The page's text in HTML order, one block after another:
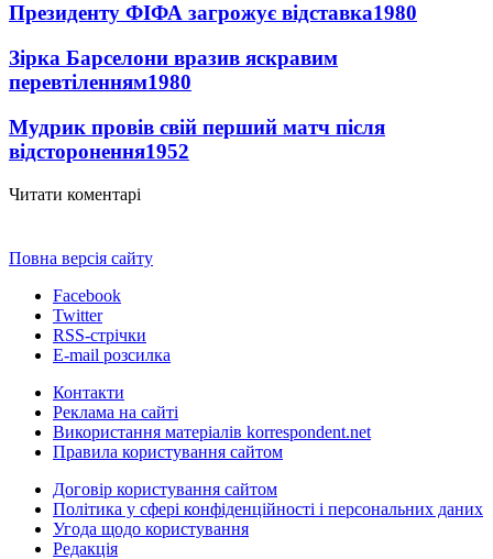
Президенту ФІФА загрожує відставка1980
Зірка Барселони вразив яскравим
перевтіленням1980
Мудрик провів свій перший матч після
відсторонення1952
Читати коментарі
Повна версія сайту
Facebook
Twitter
RSS-стрічки
E-mail розсилка
Контакти
Реклама на сайті
Використання матеріалів korrespondent.net
Правила користування сайтом
Договір користування сайтом
Політика у сфері конфіденційності і персональних даних
Угода щодо користування
Редакція